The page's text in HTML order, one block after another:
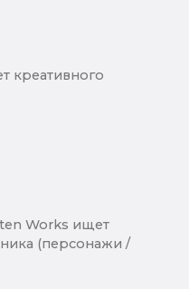
креативного
Works ищет
(персонажи /